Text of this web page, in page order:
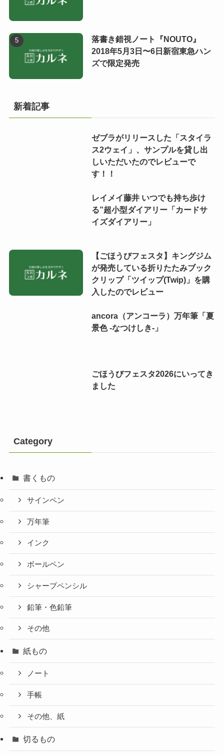
落書き錯視ノート『NOUTO』
2018年5月3日〜6日新宿東急ハン
ズで限定発売
新着記事
ゼブラがリリースした「スタイラ
ス2ウェイ」、サンプルを貸し出
しいただいたのでレビューで
す！！
レイメイ藤井 いつでも持ち歩け
る”超小型ダイアリー「カードサ
イズダイアリー」
【ごほうびフェスタ】キングジム
が発売している折りたたみブック
クリップ「ツイップ(Twip)」を購
入したのでレビュー
ancora（アンコーラ）万年筆「夏
景色 -なつけしき-」
ごほうびフェスタ2026にいってき
ました
Category
書くもの
サインペン
万年筆
インク
ボールペン
シャープペンシル
鉛筆・色鉛筆
その他
紙もの
ノート
手帳
その他、紙
切るもの